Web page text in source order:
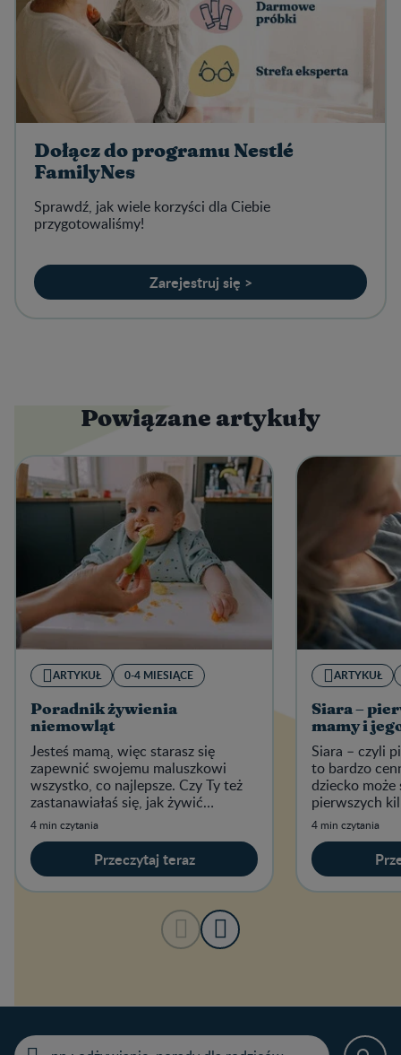
Dołącz do programu Nestlé
FamilyNes
Sprawdź, jak wiele korzyści dla Ciebie
przygotowaliśmy!
Zarejestruj się >
Powiązane artykuły
ARTYKUŁ 0-4 MIESIĄCE
Poradnik żywienia
niemowląt
Jesteś mamą, więc starasz się
zapewnić swojemu maluszkowi
wszystko, co najlepsze. Czy Ty też
zastanawiałaś się, jak żywić
niemowlęta i jak ocenić, czy są już
najedzone?
4 min czytania
Przeczytaj teraz
ARTYKUŁ
Siara –
mamy i
Siara – czyli
to bardzo
dziecko może
pierwszych
Warto dać
4 min czytania